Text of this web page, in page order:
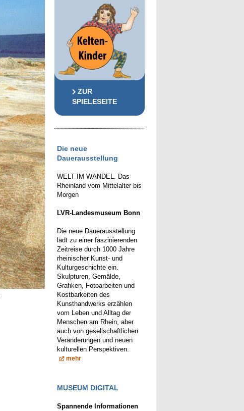
ZUR
SPIELESEITE
Die neue
Dauerausstellung
WELT IM WANDEL. Das
Rheinland vom Mittelalter bis
Morgen
LVR-Landesmuseum Bonn
Die neue Dauerausstellung
lädt zu einer faszinierenden
Zeitreise durch 1000 Jahre
rheinischer Kunst- und
Kulturgeschichte ein.
Skulpturen, Gemälde,
Grafiken, Fotoarbeiten und
Kostbarkeiten des
Kunsthandwerks erzählen
vom Leben und Alltag der
Menschen am Rhein, aber
auch von gesellschaftlichen
Veränderungen und neuen
kulturellen Perspektiven.
mehr
MUSEUM DIGITAL
Spannende Informationen